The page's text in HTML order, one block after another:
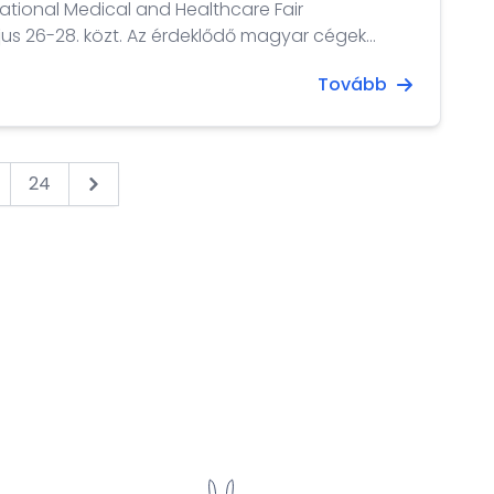
Medical and Healthcare Fair
26-28. közt. Az érdeklődő magyar cégek
Kuangcsou-i FőkonzulátusaTovább
24 Next &raquo;